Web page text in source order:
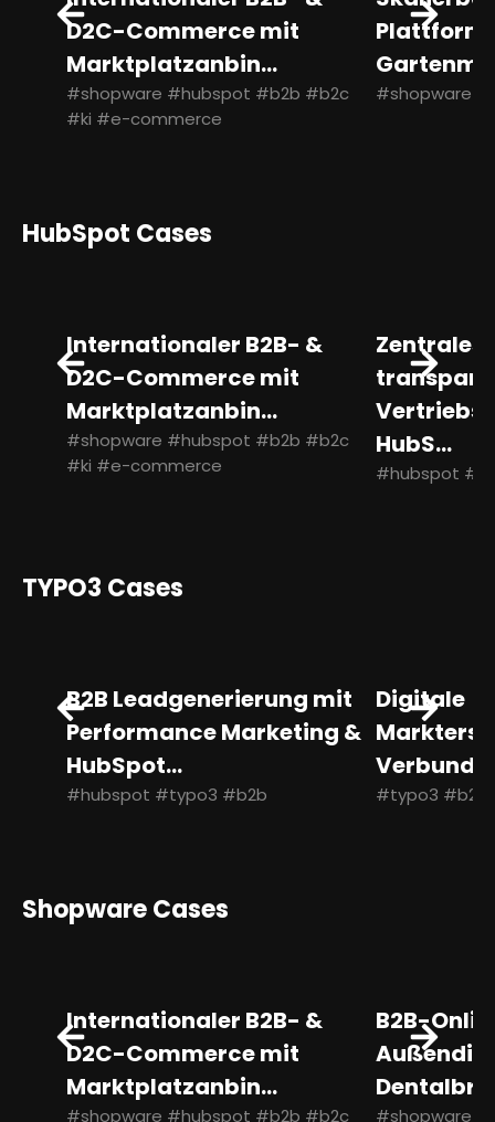
D2C-Commerce mit
Marktplatzanbin...
#shopware #hubspot #b2b #b2c
#ki #e-commerce
Plattform
#shopware
HubSpot Cases
Internationaler B2B- &
D2C-Commerce mit
Marktplatzanbin...
#shopware #hubspot #b2b #b2c
#ki #e-commerce
Zentrales
HubS...
#hubspot
TYPO3 Cases
B2B Leadgenerierung mit
Performance Marketing &
HubSpot...
#hubspot #typo3 #b2b
Digitale
#typo3 #b2c
Shopware Cases
Internationaler B2B- &
D2C-Commerce mit
Marktplatzanbin...
#shopware #hubspot #b2b #b2c
B2B-
#shopware